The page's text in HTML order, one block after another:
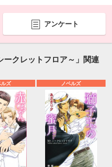
アンケート
ークレットフロア～」関連
ルズ ノベルズ